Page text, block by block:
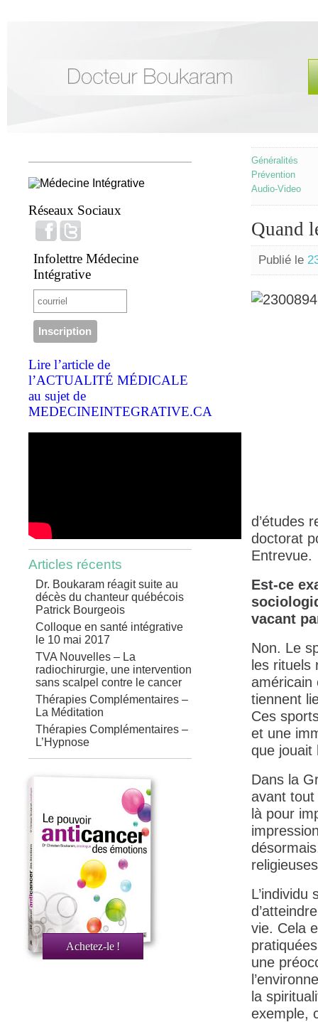
Réseaux Sociaux
Infolettre Médecine
Intégrative
Lire l’article de
l’ACTUALITÉ MÉDICALE
au sujet de
MEDECINEINTEGRATIVE.CA
Articles récents
Dr. Boukaram réagit suite au
décès du chanteur québécois
Patrick Bourgeois
Colloque en santé intégrative
le 10 mai 2017
TVA Nouvelles – La
radiochirurgie, une intervention
sans scalpel contre le cancer
Thérapies Complémentaires –
La Méditation
Thérapies Complémentaires –
L’Hypnose
Achetez-le !
Généralités
Prévention
Audio-Video
Quand
Publié le
d’études
doctorat
Entrevue.
Est-ce
vacant
Non. Le
les rituels
américain
tiennent
Ces
et une
que jouait
Dans la
avant tout
là pour
L’individu
vie. Cela
une
la
exemple,